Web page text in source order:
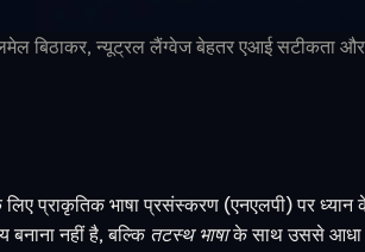
बिठाकर, न्यूट्रल लैंग्वेज बेहतर एआई सटीकता और
लिएप्राकृतिक भाषा प्रसंस्करण (एनएलपी) पर ध्यान
बनाना नहीं है, बल्कि तटस्थ भाषाके साथ उससे आधा